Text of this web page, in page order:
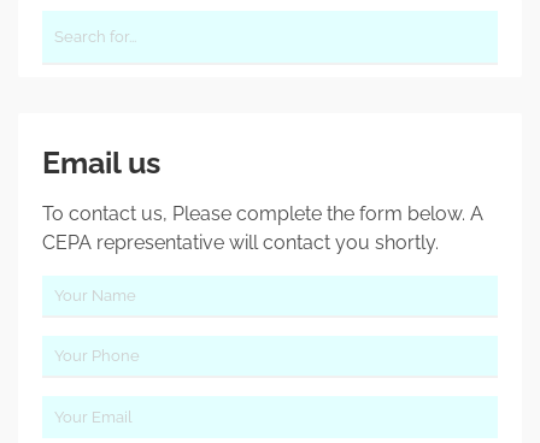
Email us
To contact us, Please complete the form below. A
CEPA representative will contact you shortly.